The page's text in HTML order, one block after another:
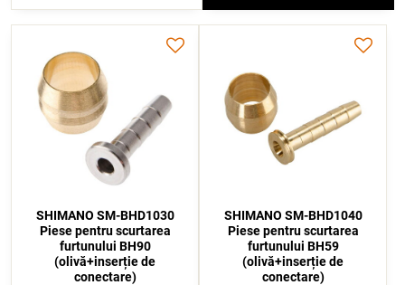
SHIMANO SM-BHD1030
Piese pentru scurtarea
furtunului BH90
(olivă+inserție de
conectare)
SHIMANO SM-BHD1040
Piese pentru scurtarea
furtunului BH59
(olivă+inserție de
conectare)